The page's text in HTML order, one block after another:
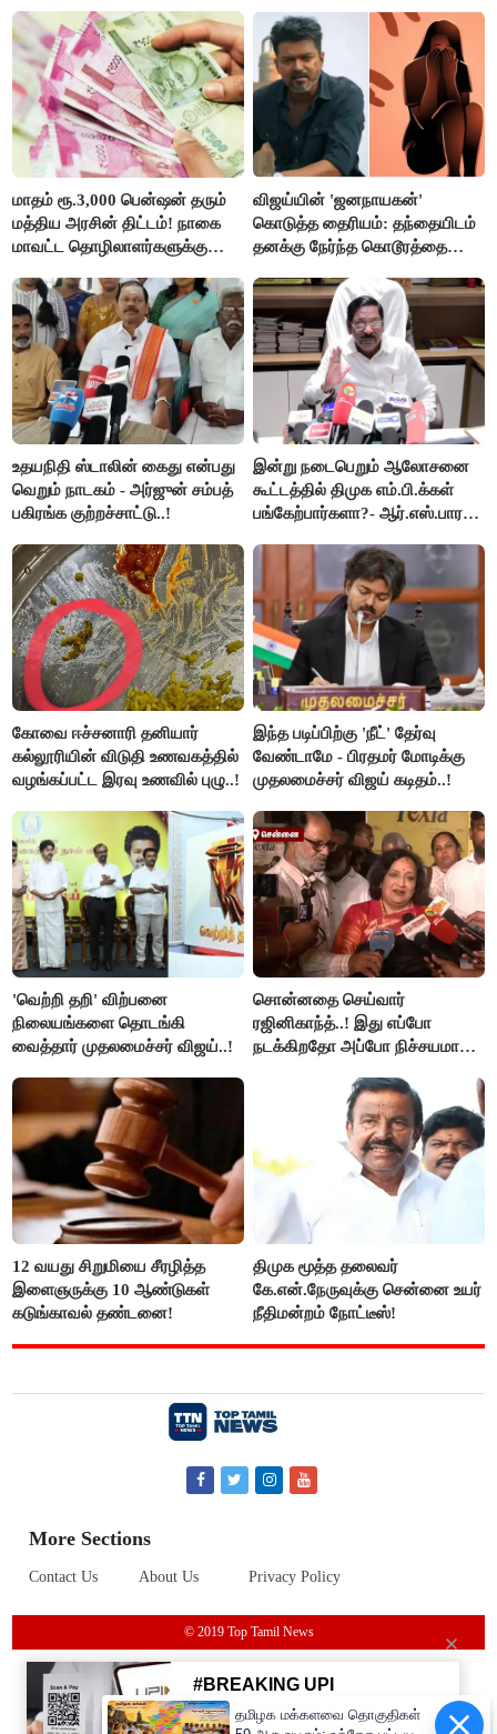
மாதம் ரூ.3,000 பென்ஷன் தரும்
மத்திய அரசின் திட்டம்! நாகை
மாவட்ட தொழிலாளர்களுக்கு
செய்தி!
விஜய்யின் 'ஜனநாயகன்'
கொடுத்த தைரியம்: தந்தையிடம்
தனக்கு நேர்ந்த கொடூரத்தை
உதயநிதி ஸ்டாலின் கைது என்பது
வெறும் நாடகம் - அர்ஜுன் சம்பத்
பகிரங்க குற்றச்சாட்டு..!
இன்று நடைபெறும் ஆலோசனை
கூட்டத்தில் திமுக எம்.பி.க்கள்
பங்கேற்பார்களா?- ஆர்.எஸ்.பாரதி
கோவை ஈச்சனாரி தனியார்
கல்லூரியின் விடுதி உணவகத்தில்
வழங்கப்பட்ட இரவு உணவில் புழு..!
இந்த படிப்பிற்கு 'நீட்' தேர்வு
வேண்டாமே - பிரதமர் மோடிக்கு
முதலமைச்சர் விஜய் கடிதம்..!
'வெற்றி தறி' விற்பனை
நிலையங்களை தொடங்கி
வைத்தார் முதலமைச்சர் விஜய்..!
சொன்னதை செய்வார்
ரஜினிகாந்த்..! இது எப்போ
நடக்கிறதோ அப்போ நிச்சயமாக
ரஜினிகாந்த்..!
12 வயது சிறுமியை சீரழித்த
இளைஞருக்கு 10 ஆண்டுகள்
கடுங்காவல் தண்டனை!
திமுக மூத்த தலைவர்
கே.என்.நேருவுக்கு சென்னை உயர்
நீதிமன்றம் நோட்டீஸ்!
More Sections
Contact Us About Us Privacy Policy
© 2019 Top Tamil News
தமிழக மக்களவை தொகுதிகள்